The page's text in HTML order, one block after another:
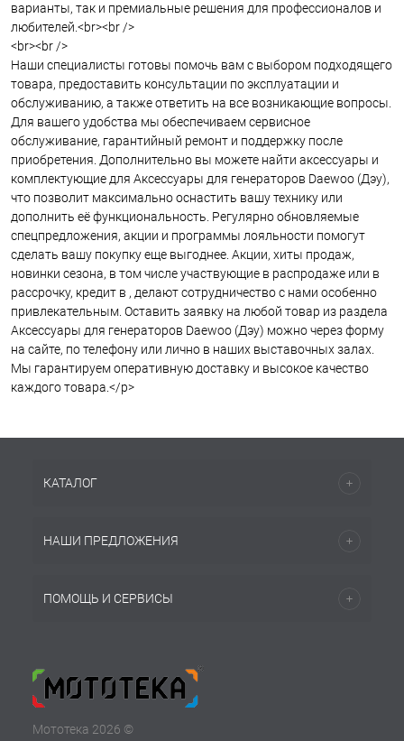
варианты, так и премиальные решения для профессионалов и
любителей.<br><br />
<br><br />
Наши специалисты готовы помочь вам с выбором подходящего
товара, предоставить консультации по эксплуатации и
обслуживанию, а также ответить на все возникающие вопросы.
Для вашего удобства мы обеспечиваем сервисное
обслуживание, гарантийный ремонт и поддержку после
приобретения. Дополнительно вы можете найти аксессуары и
комплектующие для Аксессуары для генераторов Daewoo (Дэу),
что позволит максимально оснастить вашу технику или
дополнить её функциональность. Регулярно обновляемые
спецпредложения, акции и программы лояльности помогут
сделать вашу покупку еще выгоднее. Акции, хиты продаж,
новинки сезона, в том числе участвующие в распродаже или в
рассрочку, кредит в , делают сотрудничество с нами особенно
привлекательным. Оставить заявку на любой товар из раздела
Аксессуары для генераторов Daewoo (Дэу) можно через форму
на сайте, по телефону или лично в наших выставочных залах.
Мы гарантируем оперативную доставку и высокое качество
каждого товара.</p>
КАТАЛОГ
НАШИ ПРЕДЛОЖЕНИЯ
ПОМОЩЬ И СЕРВИСЫ
Мототека 2026 ©